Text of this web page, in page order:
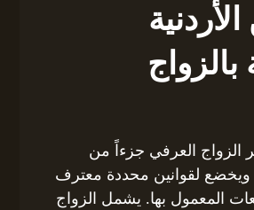
الأردنية
بالزواج
الزواج العرفي جزءاً من
ويخضع لقوانين محددة معترف
المعمول بها. يشمل الزواج